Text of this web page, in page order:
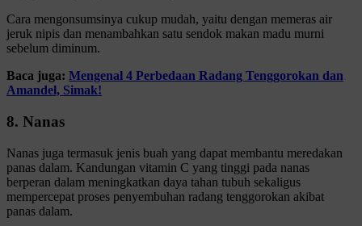
Cara mengonsumsinya cukup mudah, yaitu dengan memeras air
jeruk nipis dan menambahkan satu sendok makan madu murni
sebelum diminum.
Baca juga: Mengenal 4 Perbedaan Radang Tenggorokan dan
Amandel, Simak!
8. Nanas
Nanas juga termasuk jenis buah yang dapat membantu meredakan
panas dalam. Kandungan vitamin C yang tinggi pada nanas
berperan dalam meningkatkan daya tahan tubuh sekaligus
mempercepat proses penyembuhan radang tenggorokan akibat
panas dalam.